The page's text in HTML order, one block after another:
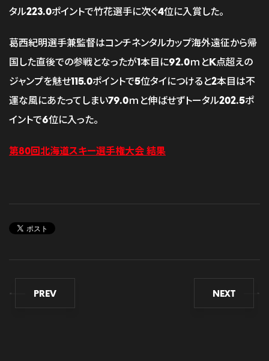
タル223.0ポイントで竹花選手に次ぐ4位に入賞した。
葛西紀明選手兼監督はコンチネンタルカップ海外遠征から帰
国した直後での参戦となったが1本目に92.0ｍとK点超えの
ジャンプを魅せ115.0ポイントで5位タイにつけると2本目は不
運な風にあたってしまい79.0ｍと伸ばせずトータル202.5ポ
イントで6位に入った。
第80回北海道スキー選手権大会 結果
PREV NEXT